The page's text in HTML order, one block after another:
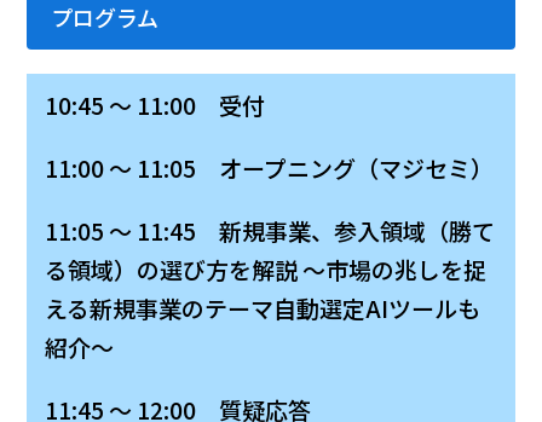
プログラム
10:45 ～ 11:00 受付
11:00 ～ 11:05 オープニング（マジセミ）
11:05 ～ 11:45 新規事業、参入領域（勝て
る領域）の選び方を解説 ～市場の兆しを捉
える新規事業のテーマ自動選定AIツールも
紹介～
11:45 ～ 12:00 質疑応答